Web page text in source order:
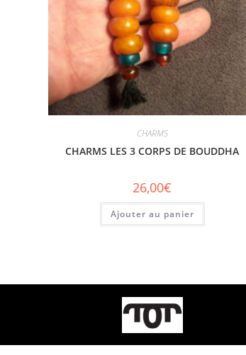
CHARMS
CHARMS LES 3 CORPS DE BOUDDHA
26,00€
Ajouter au panier